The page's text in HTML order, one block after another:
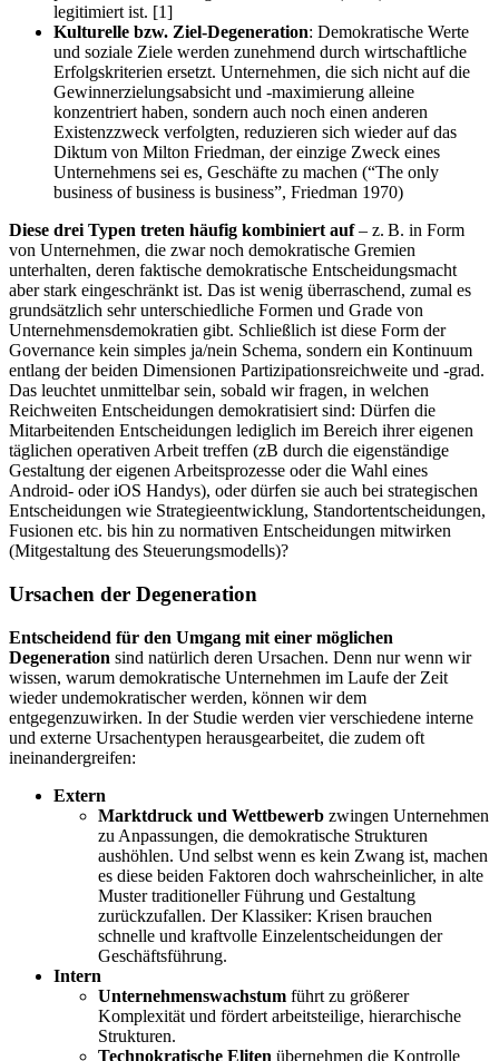
legitimiert ist. [1]
Kulturelle bzw. Ziel-Degeneration: Demokratische Werte
und soziale Ziele werden zunehmend durch wirtschaftliche
Erfolgskriterien ersetzt. Unternehmen, die sich nicht auf die
Gewinnerzielungsabsicht und -maximierung alleine
konzentriert haben, sondern auch noch einen anderen
Existenzzweck verfolgten, reduzieren sich wieder auf das
Diktum von Milton Friedman, der einzige Zweck eines
Unternehmens sei es, Geschäfte zu machen (“The only
business of business is business”, Friedman 1970)
Diese drei Typen treten häufig kombiniert auf– z. B. in Form
von Unternehmen, die zwar noch demokratische Gremien
unterhalten, deren faktische demokratische Entscheidungsmacht
aber stark eingeschränkt ist. Das ist wenig überraschend, zumal es
grundsätzlich sehr unterschiedliche Formen und Grade von
Unternehmensdemokratien gibt. Schließlich ist diese Form der
Governance kein simples ja/nein Schema, sondern ein Kontinuum
entlang der beiden Dimensionen Partizipationsreichweite und -grad.
Das leuchtet unmittelbar sein, sobald wir fragen, in welchen
Reichweiten Entscheidungen demokratisiert sind: Dürfen die
Mitarbeitenden Entscheidungen lediglich im Bereich ihrer eigenen
täglichen operativen Arbeit treffen (zB durch die eigenständige
Gestaltung der eigenen Arbeitsprozesse oder die Wahl eines
Android- oder iOS Handys), oder dürfen sie auch bei strategischen
Entscheidungen wie Strategieentwicklung, Standortentscheidungen,
Fusionen etc. bis hin zu normativen Entscheidungen mitwirken
(Mitgestaltung des Steuerungsmodells)?
Ursachen der Degeneration
Entscheidend für den Umgang mit einer möglichen
Degeneration sind natürlich deren Ursachen. Denn nur wenn wir
wissen, warum demokratische Unternehmen im Laufe der Zeit
wieder undemokratischer werden, können wir dem
entgegenzuwirken. In der Studie werden vier verschiedene interne
und externe Ursachentypen herausgearbeitet, die zudem oft
ineinandergreifen:
Extern
Marktdruck und Wettbewerb zwingen Unternehmen
zu Anpassungen, die demokratische Strukturen
aushöhlen. Und selbst wenn es kein Zwang ist, machen
es diese beiden Faktoren doch wahrscheinlicher, in alte
Muster traditioneller Führung und Gestaltung
zurückzufallen. Der Klassiker: Krisen brauchen
schnelle und kraftvolle Einzelentscheidungen der
Geschäftsführung.
Intern
Unternehmenswachstum führt zu größerer
Komplexität und fördert arbeitsteilige, hierarchische
Strukturen.
Technokratische Eliten übernehmen die Kontrolle